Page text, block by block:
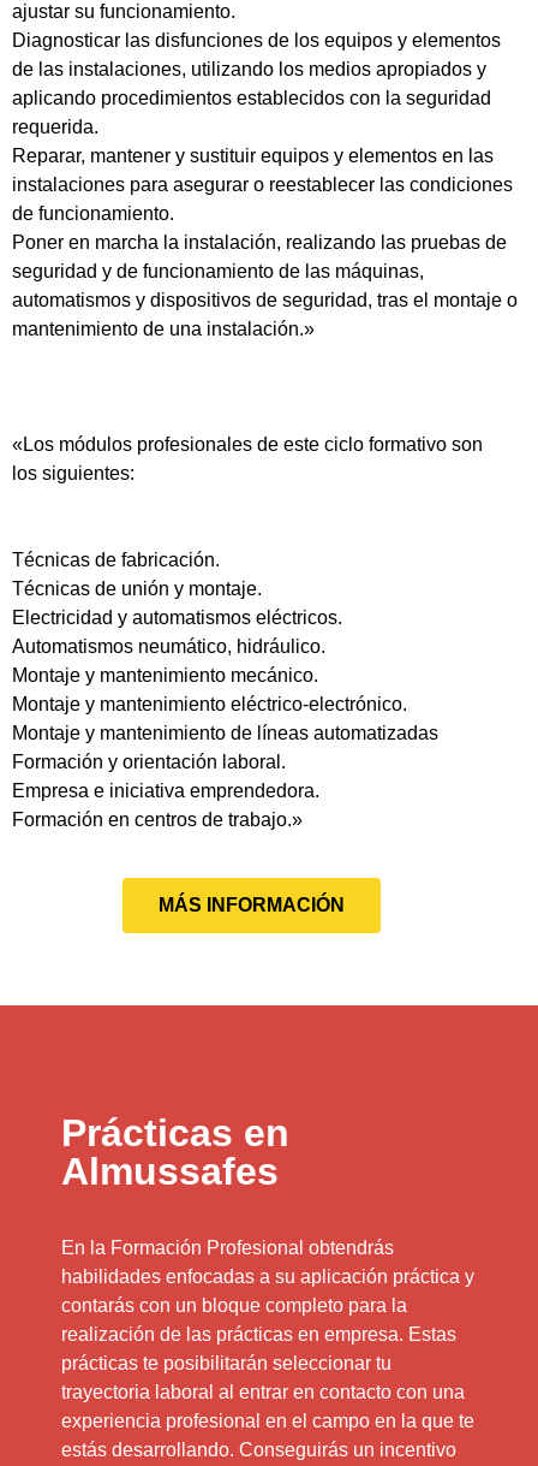
ajustar su funcionamiento.
Diagnosticar las disfunciones de los equipos y elementos
de las instalaciones, utilizando los medios apropiados y
aplicando procedimientos establecidos con la seguridad
requerida.
Reparar, mantener y sustituir equipos y elementos en las
instalaciones para asegurar o reestablecer las condiciones
de funcionamiento.
Poner en marcha la instalación, realizando las pruebas de
seguridad y de funcionamiento de las máquinas,
automatismos y dispositivos de seguridad, tras el montaje o
mantenimiento de una instalación.»
«Los módulos profesionales de este ciclo formativo son
los siguientes:
Técnicas de fabricación.
Técnicas de unión y montaje.
Electricidad y automatismos eléctricos.
Automatismos neumático, hidráulico.
Montaje y mantenimiento mecánico.
Montaje y mantenimiento eléctrico-electrónico.
Montaje y mantenimiento de líneas automatizadas
Formación y orientación laboral.
Empresa e iniciativa emprendedora.
Formación en centros de trabajo.»
MÁS INFORMACIÓN
Prácticas en
Almussafes
En la Formación Profesional obtendrás
habilidades enfocadas a su aplicación práctica y
contarás con un bloque completo para la
realización de las prácticas en empresa. Estas
prácticas te posibilitarán seleccionar tu
trayectoria laboral al entrar en contacto con una
experiencia profesional en el campo en la que te
estás desarrollando. Conseguirás un incentivo